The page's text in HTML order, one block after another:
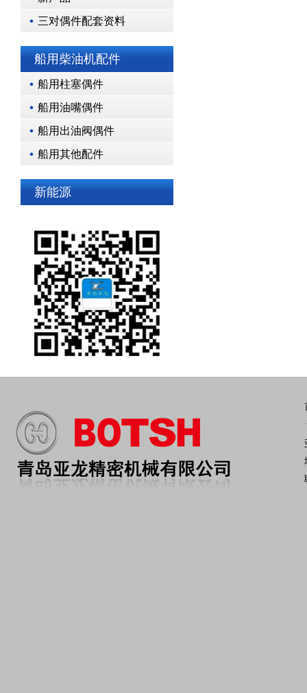
三对偶件配套资料
船用柴油机配件
船用柱塞偶件
船用油嘴偶件
船用出油阀偶件
船用其他配件
新能源